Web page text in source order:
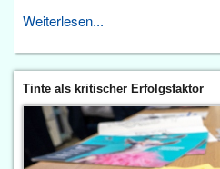
Weiterlesen...
Tinte als kritischer Erfolgsfaktor